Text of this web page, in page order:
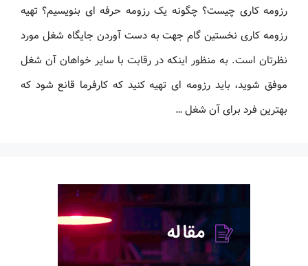
رزومه کاری چیست؟ چگونه یک رزومه حرفه ای بنویسیم؟ تهیه
رزومه کاری نخستین گام جهت به دست آوردن جایگاه شغل مورد
نظرتان است. به منظور اینکه در رقابت با سایر خواهان آن شغل
موفق شوید، باید رزومه ‌ای تهیه کنید که کارفرما قانع شود که
بهترین فرد برای آن شغل …